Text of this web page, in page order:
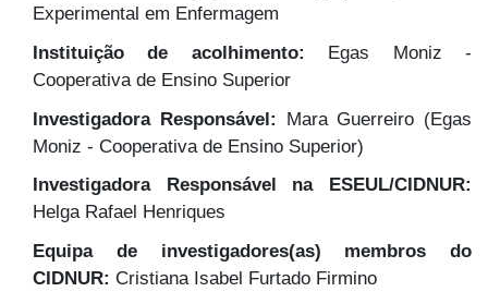
Experimental em Enfermagem
Instituição de acolhimento: Egas Moniz -
Cooperativa de Ensino Superior
Investigadora Responsável: Mara Guerreiro (Egas
Moniz - Cooperativa de Ensino Superior)
Investigadora Responsável na ESEUL/CIDNUR:
Helga Rafael Henriques
Equipa de investigadores(as) membros do
CIDNUR: Cristiana Isabel Furtado Firmino